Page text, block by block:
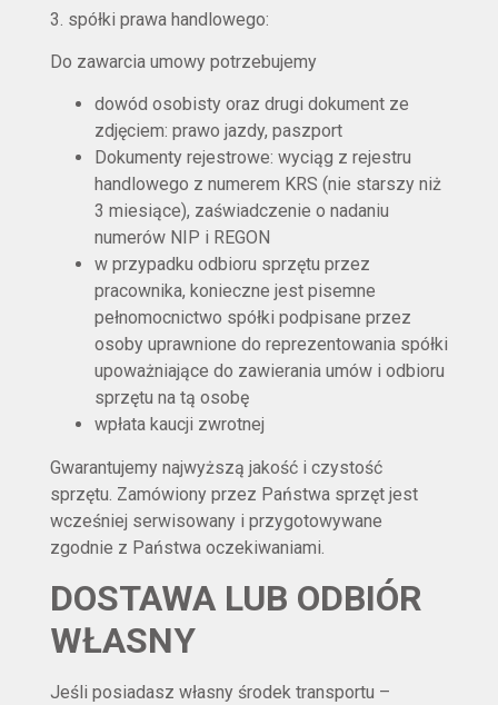
3. spółki prawa handlowego:
Do zawarcia umowy potrzebujemy
dowód osobisty oraz drugi dokument ze
zdjęciem: prawo jazdy, paszport
Dokumenty rejestrowe: wyciąg z rejestru
handlowego z numerem KRS (nie starszy niż
3 miesiące), zaświadczenie o nadaniu
numerów NIP i REGON
w przypadku odbioru sprzętu przez
pracownika, konieczne jest pisemne
pełnomocnictwo spółki podpisane przez
osoby uprawnione do reprezentowania spółki
upoważniające do zawierania umów i odbioru
sprzętu na tą osobę
wpłata kaucji zwrotnej
Gwarantujemy najwyższą jakość i czystość
sprzętu. Zamówiony przez Państwa sprzęt jest
wcześniej serwisowany i przygotowywane
zgodnie z Państwa oczekiwaniami.
DOSTAWA LUB ODBIÓR
WŁASNY
Jeśli posiadasz własny środek transportu –